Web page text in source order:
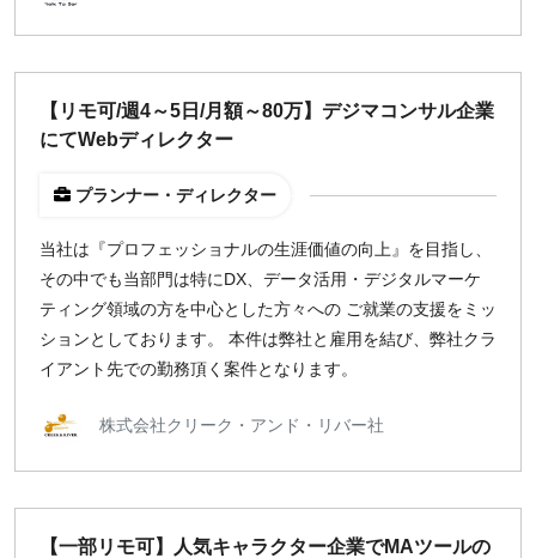
【リモ可/週4～5日/月額～80万】デジマコンサル企業
にてWebディレクター
プランナー・ディレクター
当社は『プロフェッショナルの生涯価値の向上』を目指し、
その中でも当部門は特にDX、データ活用・デジタルマーケ
ティング領域の方を中心とした方々への ご就業の支援をミッ
ションとしております。 本件は弊社と雇用を結び、弊社クラ
イアント先での勤務頂く案件となります。
株式会社クリーク・アンド・リバー社
【一部リモ可】人気キャラクター企業でMAツールの